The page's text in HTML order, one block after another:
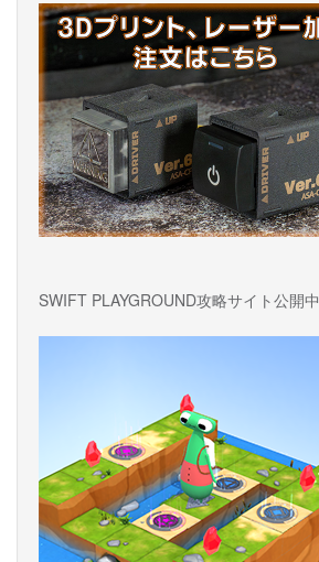
シ
ョ
ン
SWIFT PLAYGROUND攻略サイト公開中